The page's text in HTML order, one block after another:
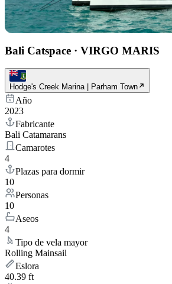
Bali Catspace · VIRGO MARIS
Hodge's Creek Marina | Parham Town
Año
2023
Fabricante
Bali Catamarans
Camarotes
4
Plazas para dormir
10
Personas
10
Aseos
4
Tipo de vela mayor
Rolling Mainsail
Eslora
40.39 ft